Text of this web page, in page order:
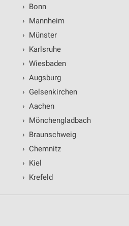
› Bonn
› Mannheim
› Münster
› Karlsruhe
› Wiesbaden
› Augsburg
› Gelsenkirchen
› Aachen
› Mönchengladbach
› Braunschweig
› Chemnitz
› Kiel
› Krefeld